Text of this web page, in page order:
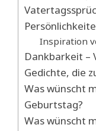
Inspiration
Dankbarkeit –
Gedichte, die
Was wünscht
Geburtstag?
Was wünscht